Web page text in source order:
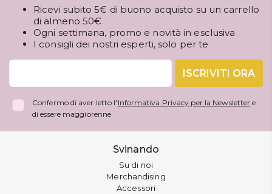
Ricevi subito 5€ di buono acquisto su un carrello
di almeno 50€
Ogni settimana, promo e novità in esclusiva
I consigli dei nostri esperti, solo per te
ISCRIVITI ORA
Confermo di aver letto l' Informativa Privacy per la Newsletter e
di essere maggiorenne
Svinando
Su di noi
Merchandising
Accessori